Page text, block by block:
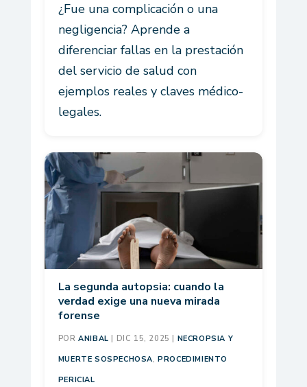
¿Fue una complicación o una
negligencia? Aprende a
diferenciar fallas en la prestación
del servicio de salud con
ejemplos reales y claves médico-
legales.
La segunda autopsia: cuando la
verdad exige una nueva mirada
forense
PORANIBAL DIC 15, 2025
NECROPSIA Y
MUERTE SOSPECHOSA,PROCEDIMIENTO
PERICIAL